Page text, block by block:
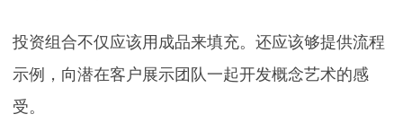
投资组合不仅应该用成品来填充。还应该够提供流程
示例，向潜在客户展示团队一起开发概念艺术的感
受。